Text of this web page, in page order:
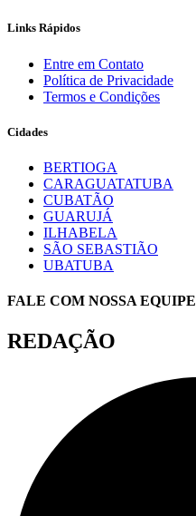
Links Rápidos
Entre em Contato
Política de Privacidade
Termos e Condições
Cidades
BERTIOGA
CARAGUATATUBA
CUBATÃO
GUARUJÁ
ILHABELA
SÃO SEBASTIÃO
UBATUBA
FALE COM NOSSA EQUIPE
REDAÇÃO